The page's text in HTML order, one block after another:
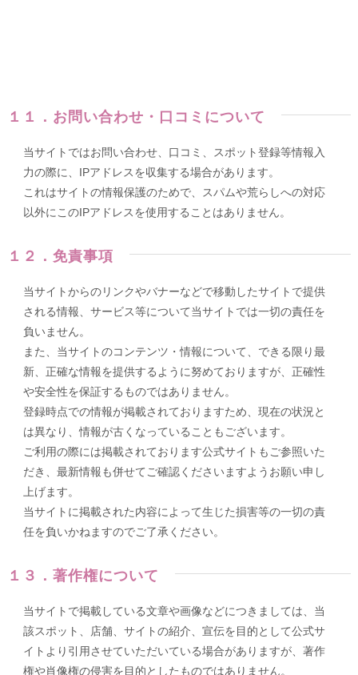
１１．お問い合わせ・口コミについて
当サイトではお問い合わせ、口コミ、スポット登録等情報入
力の際に、IPアドレスを収集する場合があります。
これはサイトの情報保護のためで、スパムや荒らしへの対応
以外にこのIPアドレスを使用することはありません。
１２．免責事項
当サイトからのリンクやバナーなどで移動したサイトで提供
される情報、サービス等について当サイトでは一切の責任を
負いません。
また、当サイトのコンテンツ・情報について、できる限り最
新、正確な情報を提供するように努めておりますが、正確性
や安全性を保証するものではありません。
登録時点での情報が掲載されておりますため、現在の状況と
は異なり、情報が古くなっていることもございます。
ご利用の際には掲載されております公式サイトもご参照いた
だき、最新情報も併せてご確認くださいますようお願い申し
上げます。
当サイトに掲載された内容によって生じた損害等の一切の責
任を負いかねますのでご了承ください。
１３．著作権について
当サイトで掲載している文章や画像などにつきましては、当
該スポット、店舗、サイトの紹介、宣伝を目的として公式サ
イトより引用させていただいている場合がありますが、著作
権や肖像権の侵害を目的としたものではありません。